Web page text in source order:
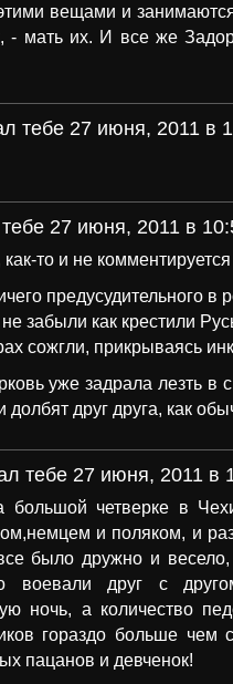
вещами и
- мать их. И все же
тебе 27 июня, 2011 в
тебе 27 июня, 2011 в
то и не
предусудительного в
забыли как крестили
сожгли, прикрываясь
уже задрала лезть в
долбят друг друга, как
тебе 27 июня, 2011 в
большой четверке в
и поляком, и
было дружно и
воевали друг с
ночь, а количество
гораздо больше чем
пацанов и девченок!